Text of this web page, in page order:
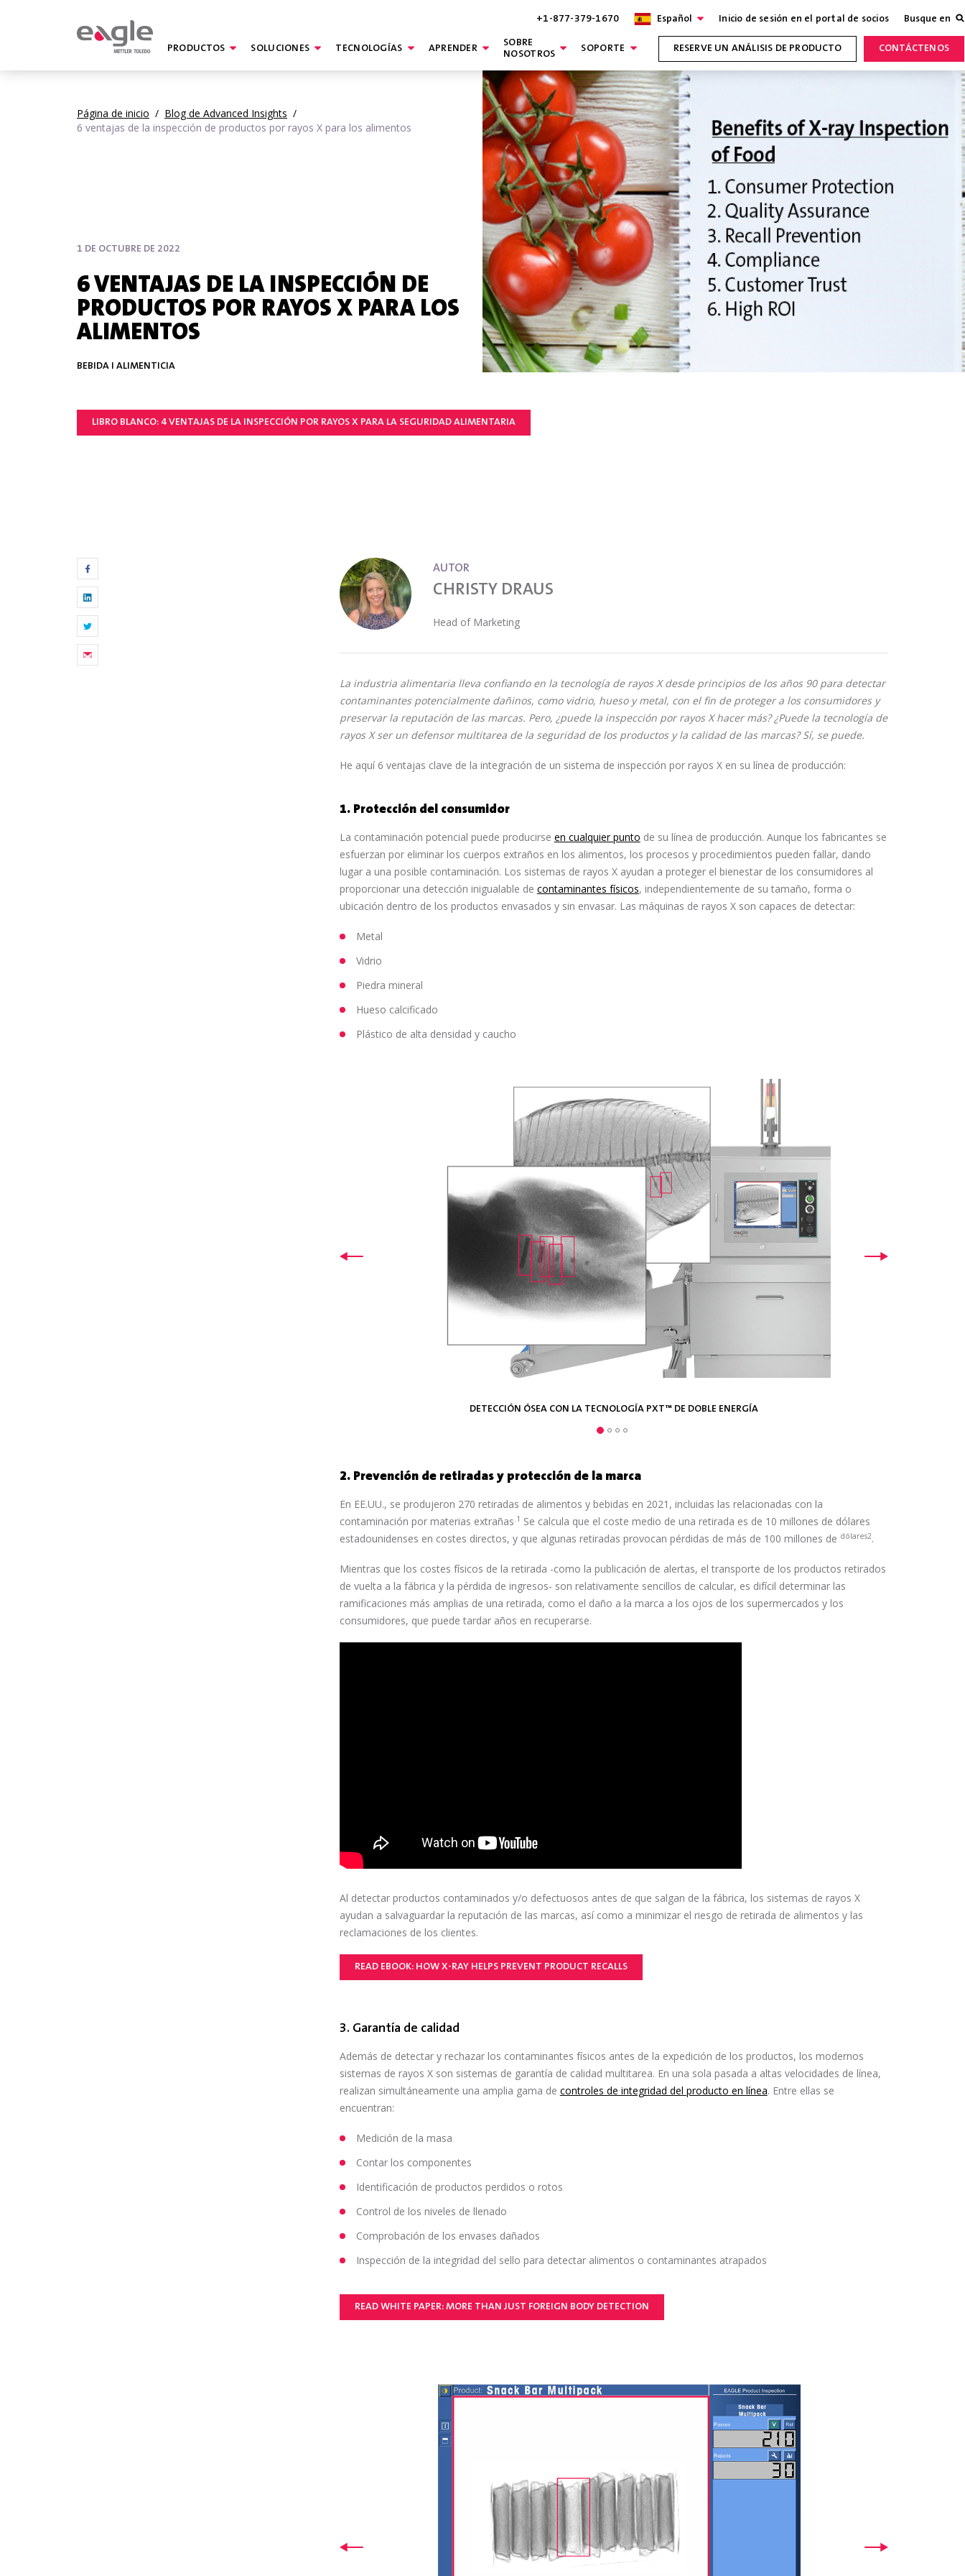
+1-877-379-1670 Español Inicio de sesión en el portal de socios Busque en
PRODUCTOS SOLUCIONES TECNOLOGÍAS APRENDER
SOBRE
NOSOTROS
SOPORTE RESERVE UN ANÁLISIS DE PRODUCTO CONTÁCTENOS
Página de inicio / Blog de Advanced Insights /
6 ventajas de la inspección de productos por rayos X para los alimentos
1 DE OCTUBRE DE 2022
6 VENTAJAS DE LA INSPECCIÓN DE
PRODUCTOS POR RAYOS X PARA LOS
ALIMENTOS
BEBIDA I ALIMENTICIA
LIBRO BLANCO: 4 VENTAJAS DE LA INSPECCIÓN POR RAYOS X PARA LA SEGURIDAD ALIMENTARIA
AUTOR
CHRISTY DRAUS
Head of Marketing
La industria alimentaria lleva confiando en la tecnología de rayos X desde principios de los años 90 para detectar
contaminantes potencialmente dañinos, como vidrio, hueso y metal, con el fin de proteger a los consumidores y
preservar la reputación de las marcas. Pero, ¿puede la inspección por rayos X hacer más? ¿Puede la tecnología de
rayos X ser un defensor multitarea de la seguridad de los productos y la calidad de las marcas? Sí, se puede.
He aquí 6 ventajas clave de la integración de un sistema de inspección por rayos X en su línea de producción:
1. Protección del consumidor
La contaminación potencial puede producirse en cualquier punto de su línea de producción. Aunque los fabricantes se
esfuerzan por eliminar los cuerpos extraños en los alimentos, los procesos y procedimientos pueden fallar, dando
lugar a una posible contaminación. Los sistemas de rayos X ayudan a proteger el bienestar de los consumidores al
proporcionar una detección inigualable de contaminantes físicos, independientemente de su tamaño, forma o
ubicación dentro de los productos envasados y sin envasar. Las máquinas de rayos X son capaces de detectar:
Metal
Vidrio
Piedra mineral
Hueso calcificado
Plástico de alta densidad y caucho
DETECCIÓN ÓSEA CON LA TECNOLOGÍA PXT™ DE DOBLE ENERGÍA
DETECCIÓN DE CONTAMINANTES EN GALLETAS ENVASADAS
DETECCIÓN DE METALES EN UN BLOQUE DE QUESO
CONTAMINANTE DEL CAUCHO EN LAS PATATAS FRITAS
2. Prevención de retiradas y protección de la marca
En EE.UU., se produjeron 270 retiradas de alimentos y bebidas en 2021, incluidas las relacionadas con la
contaminación por materias extrañas.1 Se calcula que el coste medio de una retirada es de 10 millones de dólares
estadounidenses en costes directos, y que algunas retiradas provocan pérdidas de más de 100 millones de dólares2.
Mientras que los costes físicos de la retirada -como la publicación de alertas, el transporte de los productos retirados
de vuelta a la fábrica y la pérdida de ingresos- son relativamente sencillos de calcular, es difícil determinar las
ramificaciones más amplias de una retirada, como el daño a la marca a los ojos de los supermercados y los
consumidores, que puede tardar años en recuperarse.
Al detectar productos contaminados y/o defectuosos antes de que salgan de la fábrica, los sistemas de rayos X
ayudan a salvaguardar la reputación de las marcas, así como a minimizar el riesgo de retirada de alimentos y las
reclamaciones de los clientes.
READ EBOOK: HOW X-RAY HELPS PREVENT PRODUCT RECALLS
3. Garantía de calidad
Además de detectar y rechazar los contaminantes físicos antes de la expedición de los productos, los modernos
sistemas de rayos X son sistemas de garantía de calidad multitarea. En una sola pasada a altas velocidades de línea,
realizan simultáneamente una amplia gama de controles de integridad del producto en línea. Entre ellas se
encuentran:
Medición de la masa
Contar los componentes
Identificación de productos perdidos o rotos
Control de los niveles de llenado
Comprobación de los envases dañados
Inspección de la integridad del sello para detectar alimentos o contaminantes atrapados
READ WHITE PAPER: MORE THAN JUST FOREIGN BODY DETECTION